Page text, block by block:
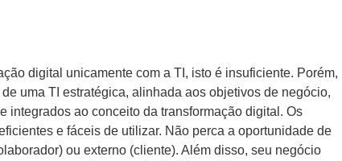
digital unicamente com a TI, isto é insuficiente. Porém,
uma TI estratégica, alinhada aos objetivos de negócio,
integrados ao conceito da transformação digital. Os
e fáceis de utilizar. Não perca a oportunidade de
ou externo (cliente). Além disso, seu negócio